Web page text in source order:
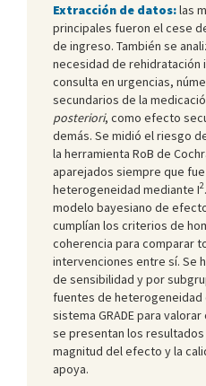
Extracción de datos:las
principales fueron el cese
de ingreso. También se
necesidad de rehidratación
consulta en urgencias,
secundarios de la
posteriori, como efecto
demás. Se midió el riesgo
la herramienta RoB de
aparejados siempre que
heterogeneidad mediante I2
modelo bayesiano de
cumplían los criterios de
coherencia para comparar
intervenciones entre sí. Se
de sensibilidad y por
fuentes de heterogeneidad
sistema GRADE para
se presentan los
magnitud del efecto y la
apoya.